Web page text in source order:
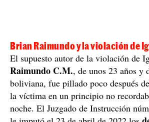
Brian Raimundo y la violación de
El supuesto autor de la violación de
Raimundo C.M., de unos 23 años y
boliviana, fue pillado poco después
la víctima en un principio no
noche. El Juzgado de Instrucción